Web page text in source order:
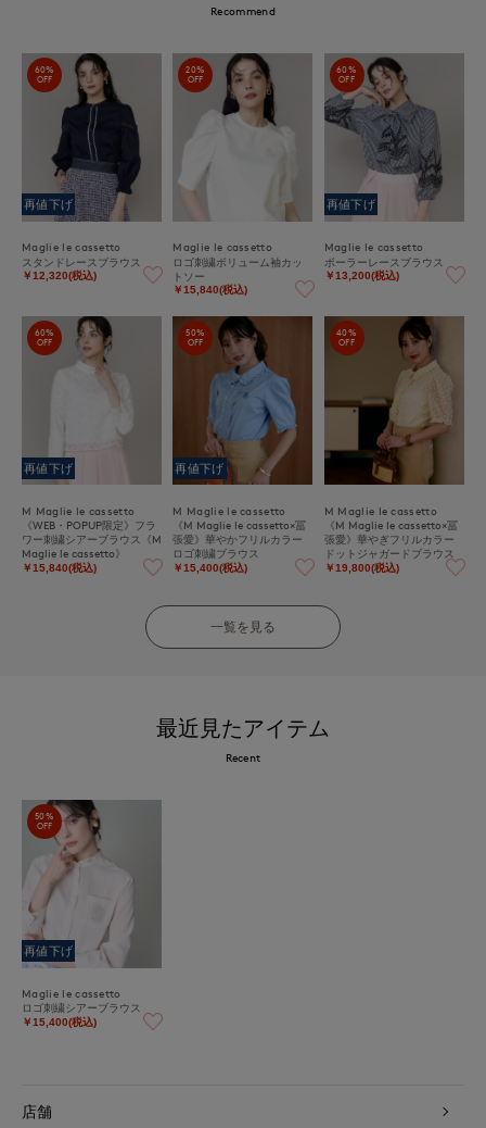
Recommend
60%
OFF
再値下げ
Maglie le cassetto
スタンドレースブラウス
￥12,320(税込)
20%
OFF
Maglie le cassetto
ロゴ刺繍ボリューム袖カッ
トソー
￥15,840(税込)
60%
OFF
再値下げ
Maglie le cassetto
ボーラーレースブラウス
￥13,200(税込)
60%
OFF
再値下げ
M Maglie le cassetto
《WEB・POPUP限定》フラ
ワー刺繍シアーブラウス《M
Maglie le cassetto》
￥15,840(税込)
50%
OFF
再値下げ
M Maglie le cassetto
《M Maglie le cassetto×冨
張愛》華やかフリルカラー
ロゴ刺繍ブラウス
￥15,400(税込)
40%
OFF
M Maglie le cassetto
《M Maglie le cassetto×冨
張愛》華やぎフリルカラー
ドットジャガードブラウス
￥19,800(税込)
一覧を見る
最近見たアイテム
Recent
50%
OFF
再値下げ
Maglie le cassetto
ロゴ刺繍シアーブラウス
￥15,400(税込)
店舗